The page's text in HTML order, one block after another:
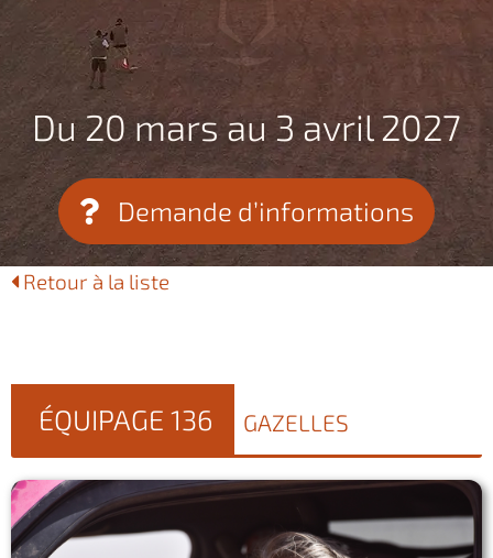
Du 20 mars au 3 avril 2027
Demande d’informations
Retour à la liste
ÉQUIPAGE 136 GAZELLES